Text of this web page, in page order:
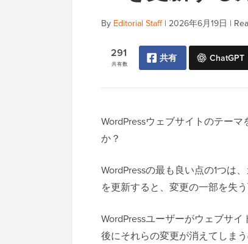
By Editorial Staff| 2026年6月19日 |
共有数
291 共有 ChatGPT
WordPressウェブサイトのテー
か？
WordPressの最も良い点の1つは
を更新すると、変更の一部を失
WordPressユーザーがウェブサ
後にそれらの変更が消えてしま